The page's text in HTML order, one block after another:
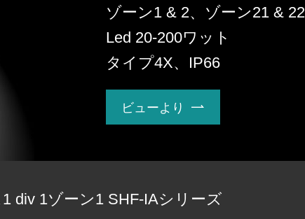
ゾーン1 & 2、ゾーン21 & 22
Led 20-200ワット
タイプ4X、IP66
ビューより 
div 1ゾーン1 SHF-IAシリーズ